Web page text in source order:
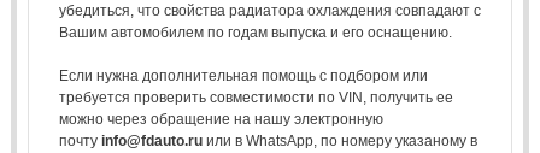
убедиться, что свойства радиатора охлаждения совпадают с
Вашим автомобилем по годам выпуска и его оснащению.
Если нужна дополнительная помощь с подбором или
требуется проверить совместимости по VIN, получить ее
можно через обращение на нашу электронную
почту info@fdauto.ruили в WhatsApp, по номеру указаному в